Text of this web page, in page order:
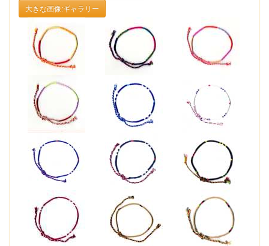
大きな画像:ギャラリー